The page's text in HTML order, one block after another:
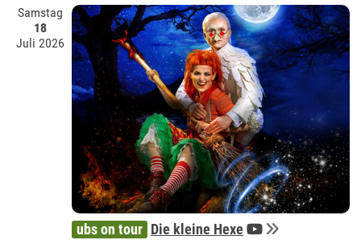
Samstag
18
Juli 2026
ubs on tour Die kleine Hexe